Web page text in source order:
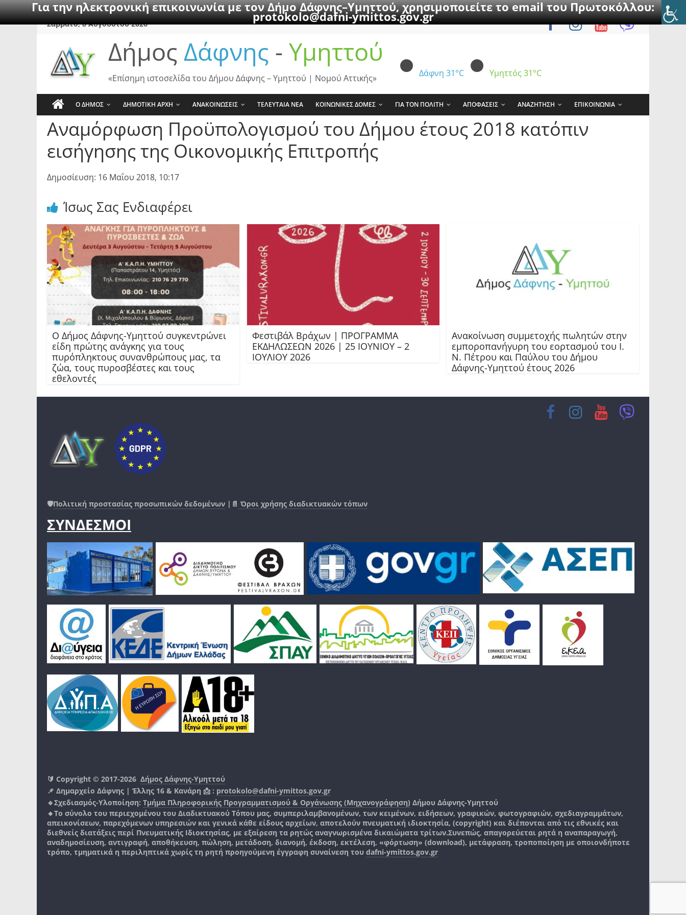
Για την ηλεκτρονική επικοινωνία με τον Δήμο Δάφνης–Υμηττού, χρησιμοποιείτε το email του Πρωτοκόλλου:
protokolo@dafni-ymittos.gov.gr
SkipΣάββατο, 8 Αυγούστου 2026
Δήμος Δάφνης - Υμηττού
Δάφνη 31°C Υμηττός 31°C
«Επίσημη ιστοσελίδα του Δήμου Δάφνης – Υμηττού | Νομού Αττικής»
Ο ΔΗΜΟΣ ΔΗΜΟΤΙΚΗ ΑΡΧΗ ΑΝΑΚΟΙΝΩΣΕΙΣ ΤΕΛΕΥΤΑΙΑ ΝΕΑ ΚΟΙΝΩΝΙΚΕΣ ΔΟΜΕΣ ΓΙΑ ΤΟΝ ΠΟΛΙΤΗ ΑΠΟΦΑΣΕΙΣ ΑΝΑΖΗΤΗΣΗ ΕΠΙΚΟΙΝΩΝΙΑ
Αναμόρφωση Προϋπολογισμού του Δήμου έτους 2018 κατόπιν
εισήγησης της Οικονομικής Επιτροπής
Δημοσίευση: 16 Μαΐου 2018, 10:17
Ίσως Σας Ενδιαφέρει
Ο Δήμος Δάφνης-Υμηττού συγκεντρώνει
είδη πρώτης ανάγκης για τους
πυρόπληκτους συνανθρώπους μας, τα
ζώα, τους πυροσβέστες και τους
εθελοντές
Φεστιβάλ Βράχων | ΠΡΟΓΡΑΜΜΑ
ΕΚΔΗΛΩΣΕΩΝ 2026 | 25 ΙΟΥΝΙΟΥ – 2
ΙΟΥΛΙΟΥ 2026
Ανακοίνωση συμμετοχής πωλητών στην
εμποροπανήγυρη του εορτασμού του Ι.
Ν. Πέτρου και Παύλου του Δήμου
Δάφνης-Υμηττού έτους 2026
🛡️Πολιτική προστασίας προσωπικών δεδομένων |📄 Όροι χρήσης διαδικτυακών τόπων
ΣΥΝΔΕΣΜΟΙ
🔰 Copyright © 2017-2026 Δήμος Δάφνης-Υμηττού
📌 Δημαρχείο Δάφνης | Έλλης 16 & Κανάρη 📩 : protokolo@dafni-ymittos.gov.gr
🔹Σχεδιασμός-Υλοποίηση: Τμήμα Πληροφορικής Προγραμματισμού & Οργάνωσης (Μηχανογράφηση) Δήμου Δάφνης-Υμηττού
🔸Το σύνολο του περιεχομένου του Διαδικτυακού Τόπου μας, συμπεριλαμβανομένων, των κειμένων, ειδήσεων, γραφικών, φωτογραφιών, σχεδιαγραμμάτων,
απεικονίσεων, παρεχόμενων υπηρεσιών και γενικά κάθε είδους αρχείων, αποτελούν πνευματική ιδιοκτησία, (copyright) και διέπονται από τις εθνικές και
διεθνείς διατάξεις περί Πνευματικής Ιδιοκτησίας, με εξαίρεση τα ρητώς αναγνωρισμένα δικαιώματα τρίτων.Συνεπώς, απαγορεύεται ρητά η αναπαραγωγή,
αναδημοσίευση, αντιγραφή, αποθήκευση, πώληση, μετάδοση, διανομή, έκδοση, εκτέλεση, «φόρτωση» (download), μετάφραση, τροποποίηση με οποιονδήποτε
τρόπο, τμηματικά η περιληπτικά χωρίς τη ρητή προηγούμενη έγγραφη συναίνεση του dafni-ymittos.gov.gr